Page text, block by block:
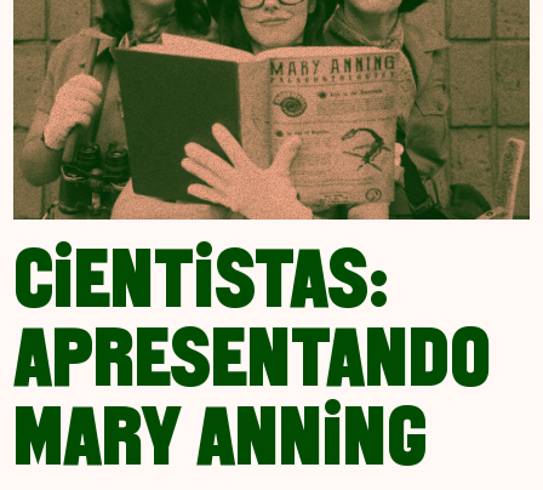
CIENTISTAS:
APRESENTANDO
MARY ANNING